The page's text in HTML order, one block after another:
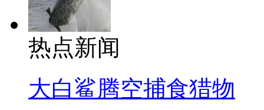
热点新闻
大白鲨腾空捕食猎物